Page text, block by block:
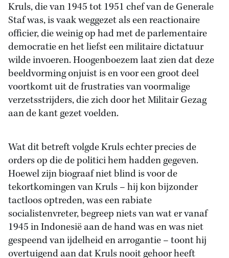
Kruls, die van 1945 tot 1951 chef van de Generale
Staf was, is vaak weggezet als een reactionaire
officier, die weinig op had met de parlementaire
democratie en het liefst een militaire dictatuur
wilde invoeren. Hoogenboezem laat zien dat deze
beeldvorming onjuist is en voor een groot deel
voortkomt uit de frustraties van voormalige
verzetsstrijders, die zich door het Militair Gezag
aan de kant gezet voelden.
Wat dit betreft volgde Kruls echter precies de
orders op die de politici hem hadden gegeven.
Hoewel zijn biograaf niet blind is voor de
tekortkomingen van Kruls – hij kon bijzonder
tactloos optreden, was een rabiate
socialistenvreter, begreep niets van wat er vanaf
1945 in Indonesië aan de hand was en was niet
gespeend van ijdelheid en arrogantie – toont hij
overtuigend aan dat Kruls nooit gehoor heeft